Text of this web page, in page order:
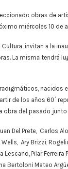
obras de
miércoles 10 de
Cultura, invitan a la
La misma tendrá
nacidos
de los años 60´
obra del pasado
Del Prete, Carlos
Ary Brizzi,
Pilar Ferreira
Bertoloni Mateo